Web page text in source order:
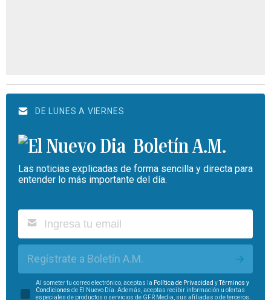
DE LUNES A VIERNES
Boletín A.M.
Las noticias explicadas de forma sencilla y directa para
entender lo más importante del día.
Regístrate a Boletín A.M.
Al someter tu correo electrónico, aceptas la Política de Privacidad y
Términos y
Condiciones de El Nuevo Día. Además, aceptas recibir información u ofertas
especiales de productos o servicios de GFR Media, sus afiliadas o de terceros.